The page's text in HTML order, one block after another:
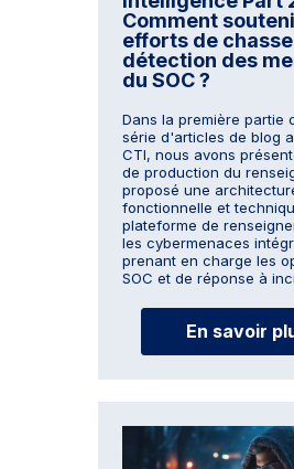
Comment
efforts de
détection des
du SOC ?
Dans la première partie
série d'articles de blog
CTI, nous avons
de production du
proposé une
fonctionnelle et
plateforme de
les cybermenaces
prenant en charge les
SOC et de réponse à
En savoir